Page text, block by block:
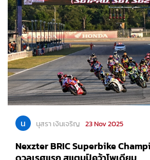
น นุสรา เงินเจริญ 23 Nov 2025
Nexzter BRIC Superbike